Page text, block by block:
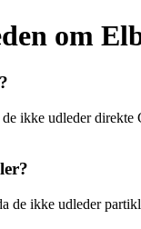
om
ikke udleder
de ikke udleder